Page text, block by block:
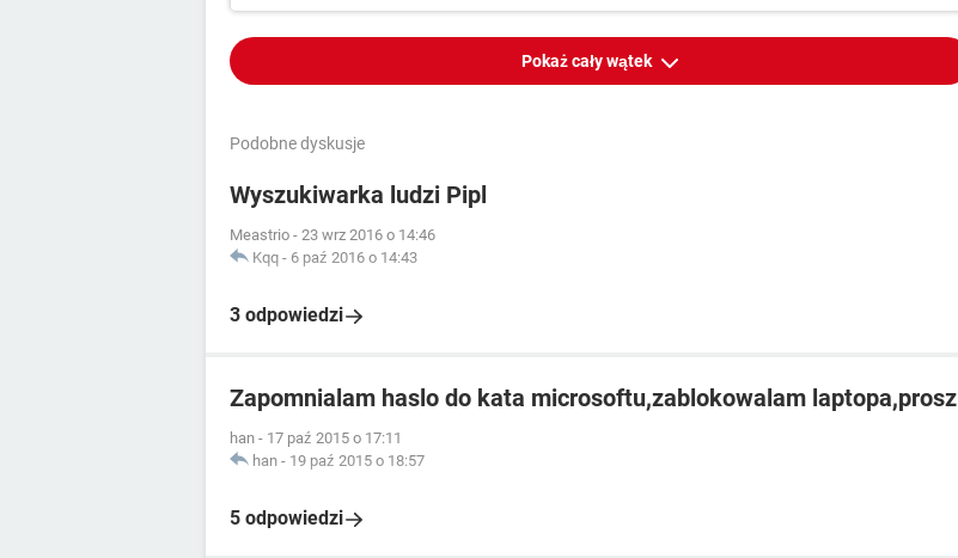
Pokaż cały wątek
Podobne dyskusje
Wyszukiwarka ludzi Pipl
Meastrio - 23 wrz 2016 o 14:46
Kqq - 6 paź 2016 o 14:43
3 odpowiedzi
Zapomnialam haslo do kata microsoftu,zablokowalam laptopa,prosz
han - 17 paź 2015 o 17:11
han - 19 paź 2015 o 18:57
5 odpowiedzi